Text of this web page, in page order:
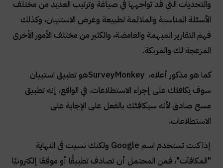
والتحديات التي قد تواجهها في صياغة وترتيب العديد من مختلف
الأسئلة المناسبة والملائمة لطبيعة وغرض الاستبيان، وكذلك
فهم التقارير المبهمة والغامضة، والكثير من مختلف الأمور الأخرى
المزعجة لك والمربكة.
كما هو مذكور أعلاه، SurveyMonkeyهو تطبيق استبيان
سوف يكافئك على إجراء الاستطلاعات. في الواقع، إنه تطبيق
مسح صادق لأنه سيكافئك بالفعل على الإجابة على
الاستطلاعات.
إذا كنت تستخدم اسم Google ولكنك نسيت في النهاية
"المكافآت"، فمن المحتمل أن تصادف تطبيقًا أو موقعًا إلكترونيًا